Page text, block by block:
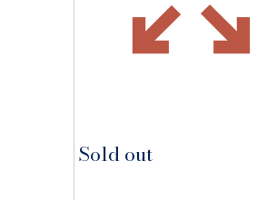
Sold out